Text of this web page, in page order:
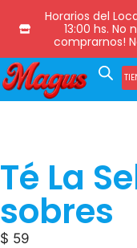
Horarios del
13:00 hs.
comprarnos!
Té La
sobres
$ 59